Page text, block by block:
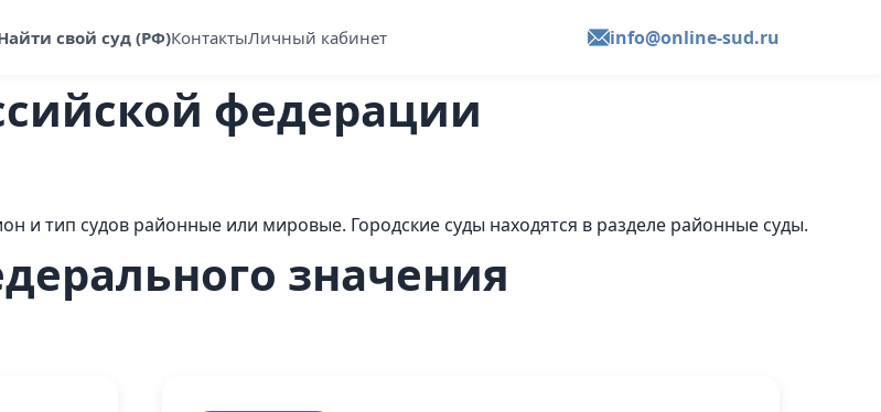
свой суд (РФ)КонтактыЛичный кабинет info@online-sud.ru
федерации
и тип судов районные или мировые. Городские суды находятся в разделе районные суды.
значения